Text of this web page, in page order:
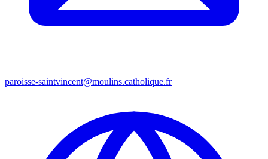
paroisse-saintvincent@moulins.catholique.fr